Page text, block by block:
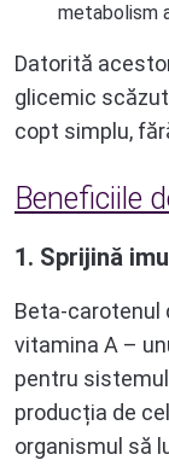
metabolism
Datorită
glicemic
copt simplu,
Beneficiile
1. Sprijină
Beta-carotenul
vitamina A –
pentru
producția de
organismul să